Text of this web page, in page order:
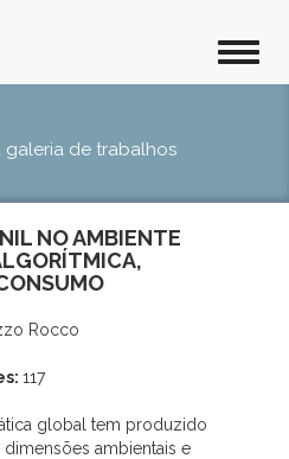
galeria de trabalhos
NO AMBIENTE
Rocco
117
global tem produzido
ambientais e